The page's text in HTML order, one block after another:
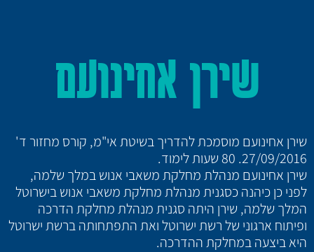
שירן אחינועם
שירן אחינועם מוסמכת להדריך בשיטת אי"מ, קורס מחזור ד'
27/09/2016. 80 שעות לימוד.
שירן אחינועם מנהלת מחלקת משאבי אנוש במלך שלמה,
לפני כן כיהנה כסגנית מנהלת מחלקת משאבי אנוש בישרוטל
המלך שלמה, שירן היתה סגנית מנהלת מחלקת הדרכה
ופיתוח ארגוני של רשת ישרוטל ואת התפתחותה ברשת ישרוטל
היא ביצעה במחלקת ההדרכה.